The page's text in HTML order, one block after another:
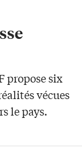
propose six
vécues
le pays.